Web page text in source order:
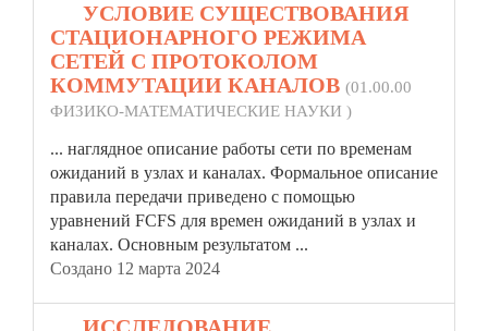
УСЛОВИЕ СУЩЕСТВОВАНИЯ
СТАЦИОНАРНОГО РЕЖИМА
СЕТЕЙ С ПРОТОКОЛОМ
КОММУТАЦИИ КАНАЛОВ (01.00.00
ФИЗИКО-МАТЕМАТИЧЕСКИЕ НАУКИ )
... наглядное описание работы сети по временам
ожиданий в узлах и каналах. Формальное описание
правила передачи приведено с помощью
уравнений FCFS для времен ожиданий в узлах и
каналах. Основным результатом ...
Создано 12 марта 2024